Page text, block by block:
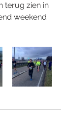
terug zien in
weekend